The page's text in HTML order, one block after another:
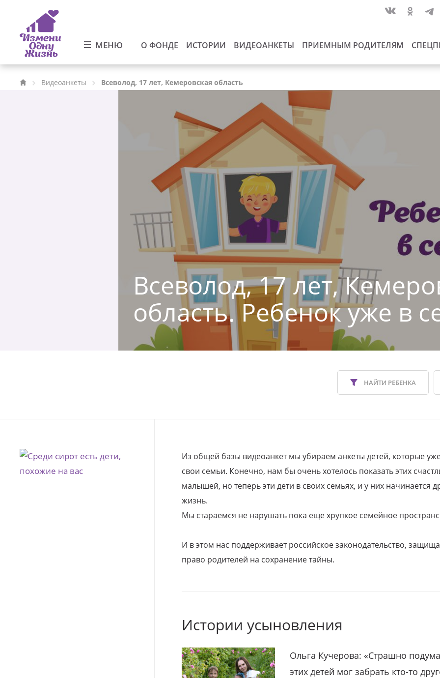
МЕНЮ О ФОНДЕ ИСТОРИИ ВИДЕОАНКЕТЫ ПРИЕМНЫМ РОДИТЕЛЯМ
Видеоанкеты Всеволод, 17 лет, Кемеровская область
Всеволод, 17 лет,
область. Ребенок уже в
НАЙТИ РЕБЕНКА
Из общей базы видеоанкет мы убираем анкеты детей, которые
свои семьи. Конечно, нам бы очень хотелось показать этих
малышей, но теперь эти дети в своих семьях, и у них начинается
жизнь.
Мы стараемся не нарушать пока еще хрупкое семейное
И в этом нас поддерживает российское законодательство,
право родителей на сохранение тайны.
Истории усыновления
Ольга Кучерова: «Страшно
этих детей мог забрать кто-то